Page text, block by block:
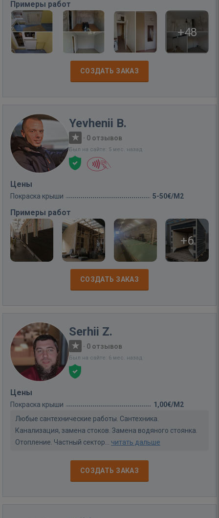
Примеры работ
+48
СОЗДАТЬ ЗАКАЗ
Yevhenii B.
· 0 отзывов
Был на сайте: 5 мес. назад
Цены
Покраска крыши 5-50€/M2
Примеры работ
+6
СОЗДАТЬ ЗАКАЗ
Serhii Z.
· 0 отзывов
Был на сайте: 6 мес. назад
Цены
Покраска крыши
1,00€/M2
Любые сантехнические работы. Сантехника.
Канализация, замена стоков. Замена водяного стоянка.
Отопление. Частный сектор... читать дальше
СОЗДАТЬ ЗАКАЗ